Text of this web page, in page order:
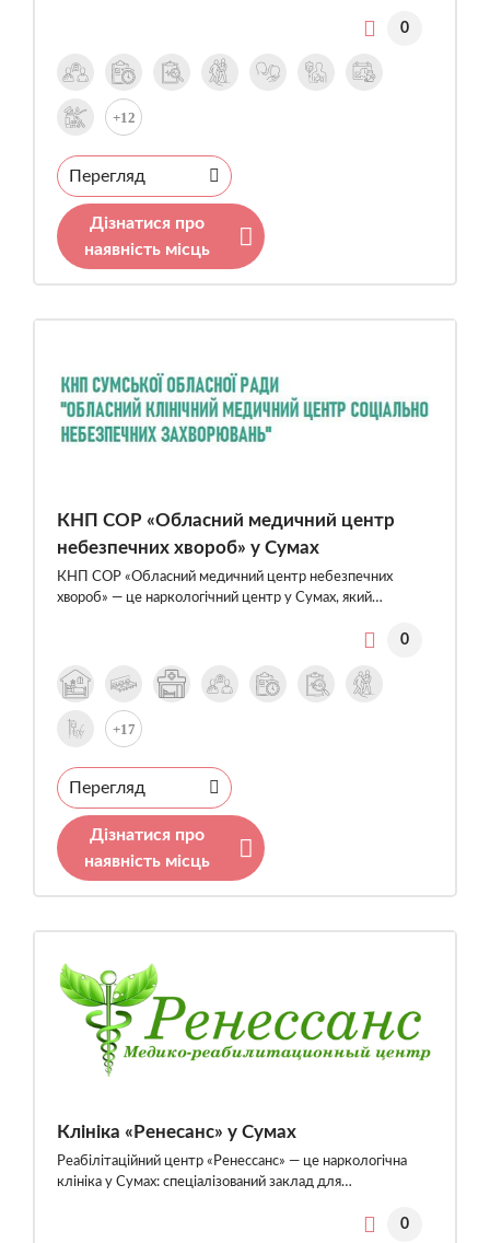
0
+12
Перегляд
Дізнатися про
наявність місць
КНП СОР «Обласний медичний центр
небезпечних хвороб» у Сумах
КНП СОР «Обласний медичний центр небезпечних
хвороб» — це наркологічний центр у Сумах, який…
0
+17
Перегляд
Дізнатися про
наявність місць
Клініка «Ренесанс» у Сумах
Реабілітаційний центр «Ренессанс» — це наркологічна
клініка у Сумах: спеціалізований заклад для…
0